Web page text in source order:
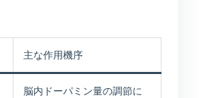
主な作用機序
脳内ドーパミン量の調節に